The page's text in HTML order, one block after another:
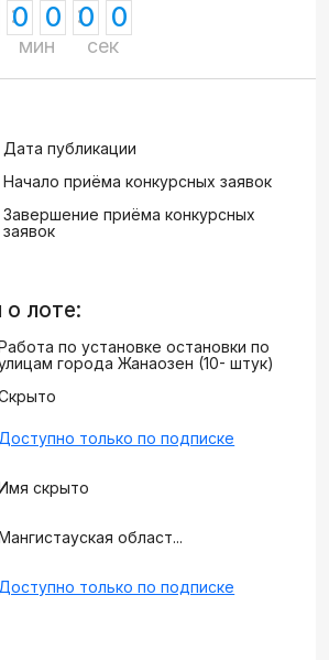
0 0
мин
0 0
сек
Дата публикации
Начало приёма конкурсных заявок
Завершение приёма конкурсных
заявок
лоте:
по установке остановки по
города Жанаозен (10- штук)
Доступно только по подписке
скрыто
област...
Доступно только по подписке